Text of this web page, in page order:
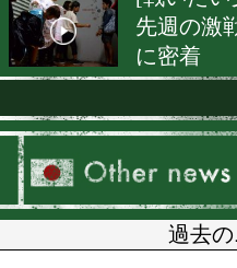
京都
待
[前日
辰吉
戦
[天才